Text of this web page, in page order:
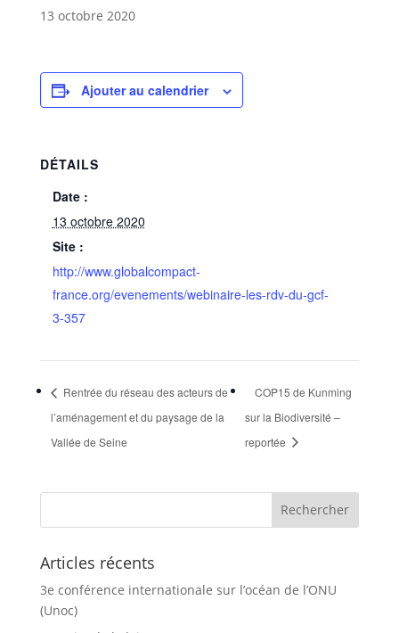
13 octobre 2020
Ajouter au calendrier
DÉTAILS
Date :
13 octobre 2020
Site :
http://www.globalcompact-
france.org/evenements/webinaire-les-rdv-du-gcf-
3-357
Rentrée du réseau des acteurs de
l’aménagement et du paysage de la
Vallée de Seine
COP15 de Kunming
sur la Biodiversité –
reportée
Articles récents
3e conférence internationale sur l’océan de l’ONU
(Unoc)